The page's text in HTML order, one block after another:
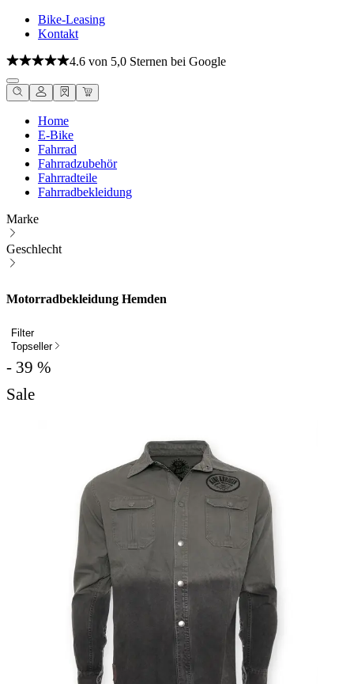
Bike-Leasing
Kontakt
4.6 von 5,0 Sternen bei Google
Home
E-Bike
Fahrrad
Fahrradzubehör
Fahrradteile
Fahrradbekleidung
Marke
Geschlecht
Motorradbekleidung Hemden
Filter
Topseller
- 39 %
Sale